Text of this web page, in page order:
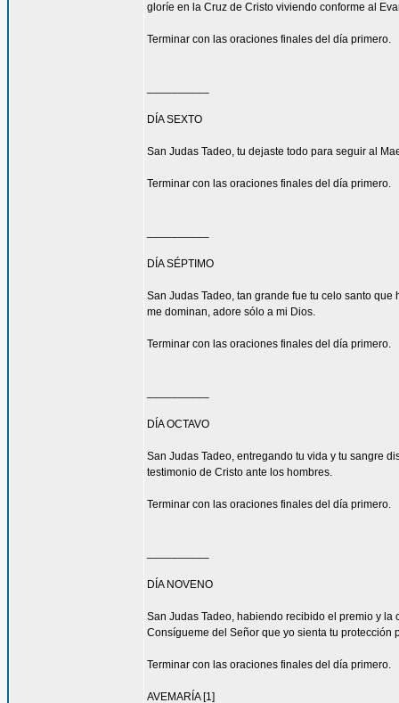
gloríe en la Cruz de Cristo viviendo conforme al
Terminar con las oraciones finales del día primero.
DÍA SEXTO
San Judas Tadeo, tu dejaste todo para seguir al
Terminar con las oraciones finales del día primero.
DÍA SÉPTIMO
San Judas Tadeo, tan grande fue tu celo santo
me dominan, adore sólo a mi Dios.
Terminar con las oraciones finales del día primero.
DÍA OCTAVO
San Judas Tadeo, entregando tu vida y tu sangre
testimonio de Cristo ante los hombres.
Terminar con las oraciones finales del día primero.
DÍA NOVENO
San Judas Tadeo, habiendo recibido el premio y
Consígueme del Señor que yo sienta tu
Terminar con las oraciones finales del día primero.
AVEMARÍA [1]